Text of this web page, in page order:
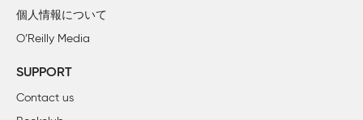
個人情報について
O’Reilly Media
SUPPORT
Contact us